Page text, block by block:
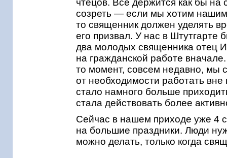
чтецов. Все держится как бы
созреть — если мы хотим нашим
то священник должен уделять
его призвал. У нас в Штутгарте
два молодых священника отец
на гражданской работе
то момент, совсем недавно, мы
от необходимости работать
стало намного больше
стала действовать более
Сейчас в нашем приходе уже 4
на большие праздники. Люди
можно делать, только когда